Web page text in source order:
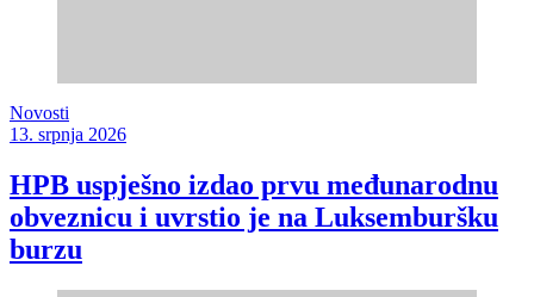
Novosti
13. srpnja 2026
HPB uspješno izdao prvu međunarodnu
obveznicu i uvrstio je na Luksemburšku
burzu